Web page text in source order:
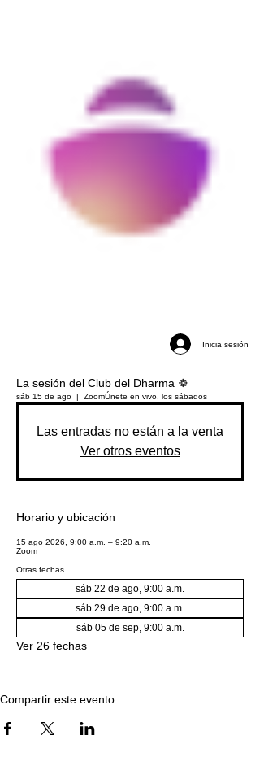
Inicia sesión
La sesión del Club del Dharma ☸️
sáb 15 de ago
  |
ZoomÚnete en vivo, los sábados
Las entradas no están a la venta
Ver otros eventos
Horario y ubicación
15 ago 2026, 9:00 a.m. – 9:20 a.m.
Zoom
Otras fechas
sáb 22 de ago, 9:00 a.m.
sáb 29 de ago, 9:00 a.m.
sáb 05 de sep, 9:00 a.m.
Ver 26 fechas
Compartir este evento